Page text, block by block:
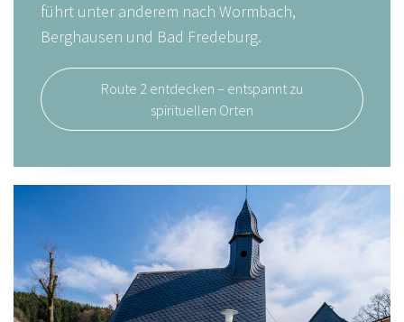
führt unter anderem nach Wormbach,
Berghausen und Bad Fredeburg.
Route 2 entdecken – entspannt zu
spirituellen Orten